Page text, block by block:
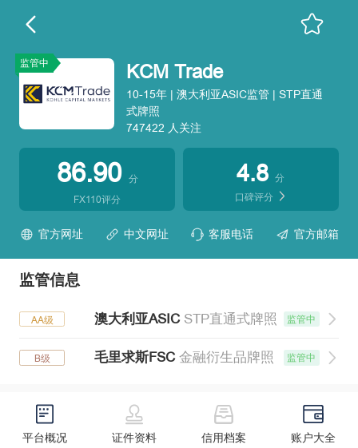
监管中 KCM Trade
10-15年 | 澳大利亚ASIC监管 | STP直通
式牌照
747422 人关注
86.90 分
FX110评分
4.8分
口碑评分
官方网址 中文网址 客服电话 官方邮箱
监管信息
AA级 澳大利亚ASICSTP直通式牌照 监管中
B级 毛里求斯FSC金融衍生品牌照 监管中
平台概况 证件资料 信用档案 账户大全